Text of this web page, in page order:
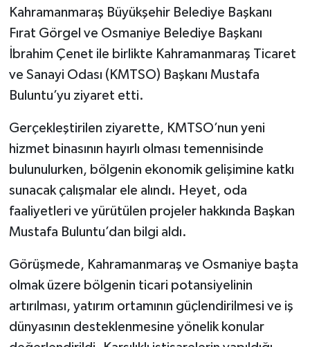
Kahramanmaraş Büyükşehir Belediye Başkanı
Fırat Görgel ve Osmaniye Belediye Başkanı
İbrahim Çenet ile birlikte Kahramanmaraş Ticaret
ve Sanayi Odası (KMTSO) Başkanı Mustafa
Buluntu’yu ziyaret etti.
Gerçekleştirilen ziyarette, KMTSO’nun yeni
hizmet binasının hayırlı olması temennisinde
bulunulurken, bölgenin ekonomik gelişimine katkı
sunacak çalışmalar ele alındı. Heyet, oda
faaliyetleri ve yürütülen projeler hakkında Başkan
Mustafa Buluntu’dan bilgi aldı.
Görüşmede, Kahramanmaraş ve Osmaniye başta
olmak üzere bölgenin ticari potansiyelinin
artırılması, yatırım ortamının güçlendirilmesi ve iş
dünyasının desteklenmesine yönelik konular